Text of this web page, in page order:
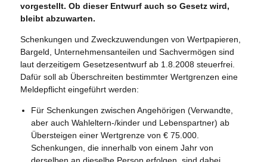
vorgestellt. Ob dieser Entwurf auch so Gesetz wird,
bleibt abzuwarten.
Schenkungen und Zweckzuwendungen von Wertpapieren,
Bargeld, Unternehmensanteilen und Sachvermögen sind
laut derzeitigem Gesetzesentwurf ab 1.8.2008 steuerfrei.
Dafür soll ab Überschreiten bestimmter Wertgrenzen eine
Meldepflicht eingeführt werden:
Für Schenkungen zwischen Angehörigen (Verwandte,
aber auch Wahleltern-/kinder und Lebenspartner) ab
Übersteigen einer Wertgrenze von € 75.000.
Schenkungen, die innerhalb von einem Jahr von
derselben an dieselbe Person erfolgen, sind dabei